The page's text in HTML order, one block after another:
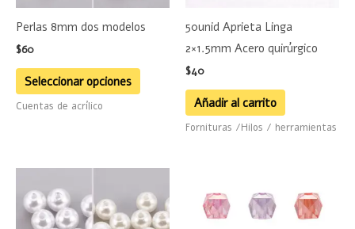
Perlas 8mm dos modelos
$60
Seleccionar opciones
se
pueden
la
Cuentas de acrílico
50unid Aprieta Linga
2×1.5mm Acero quirúrgico
$40
Añadir al carrito
Fornituras /Hilos / herramientas
producto
tiene